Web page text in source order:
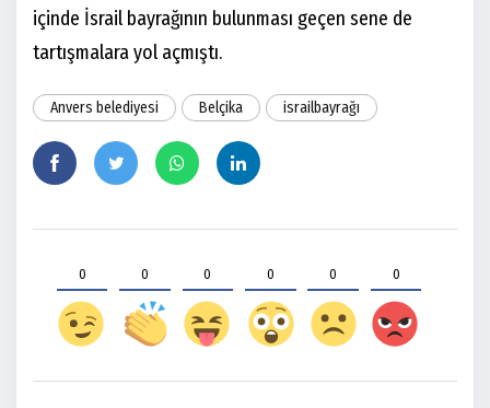
içinde İsrail bayrağının bulunması geçen sene de
tartışmalara yol açmıştı.
Anvers belediyesi Belçika israilbayrağı
0 0 0 0 0 0